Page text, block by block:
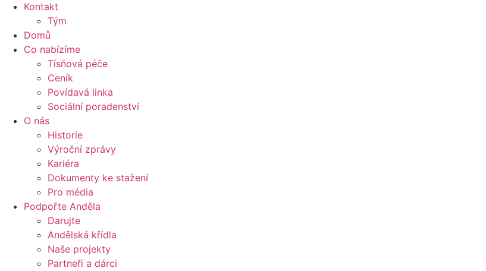
Kontakt
Tým
Domů
Co nabízíme
Tísňová péče
Ceník
Povídavá linka
Sociální poradenství
O nás
Historie
Výroční zprávy
Kariéra
Dokumenty ke stažení
Pro média
Podpořte Anděla
Darujte
Andělská křídla
Naše projekty
Partneři a dárci